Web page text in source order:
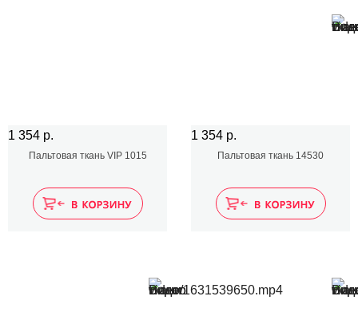
1 354 р.
Пальтовая ткань VIP 1015
1 354 р.
Пальтовая ткань 14530